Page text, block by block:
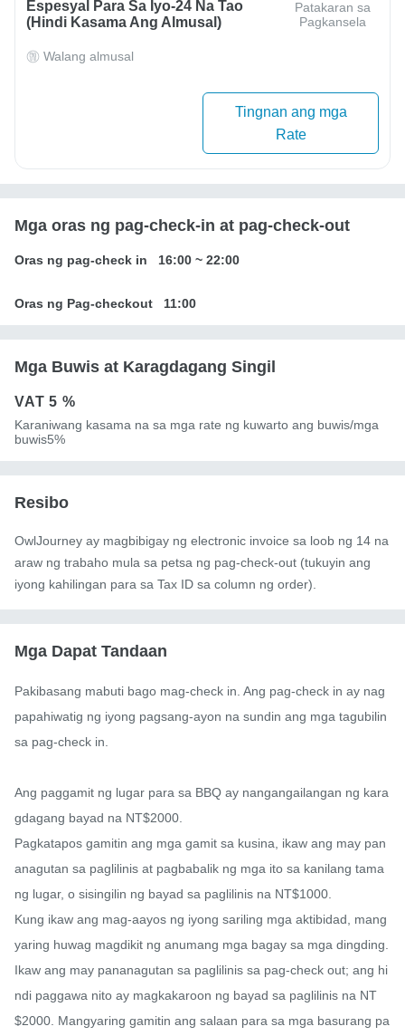
Espesyal Para Sa Iyo-24 Na Tao
(hindi Kasama Ang Almusal)
Patakaran sa
Pagkansela
Walang almusal
Tingnan ang mga
Rate
Mga oras ng pag-check-in at pag-check-out
Oras ng pag-check in 16:00 ~ 22:00
Oras ng Pag-checkout 11:00
Mga Buwis at Karagdagang Singil
VAT5 %
Karaniwang kasama na sa mga rate ng kuwarto ang buwis/mga
buwis5%
Resibo
OwlJourney ay magbibigay ng electronic invoice sa loob ng 14 na
araw ng trabaho mula sa petsa ng pag-check-out (tukuyin ang
iyong kahilingan para sa Tax ID sa column ng order).
Mga Dapat Tandaan
Pakibasang mabuti bago mag-check in. Ang pag-check in ay nag
papahiwatig ng iyong pagsang-ayon na sundin ang mga tagubilin
sa pag-check in.
Ang paggamit ng lugar para sa BBQ ay nangangailangan ng kara
gdagang bayad na NT$2000.
Pagkatapos gamitin ang mga gamit sa kusina, ikaw ang may pan
anagutan sa paglilinis at pagbabalik ng mga ito sa kanilang tama
ng lugar, o sisingilin ng bayad sa paglilinis na NT$1000.
Kung ikaw ang mag-aayos ng iyong sariling mga aktibidad, mang
yaring huwag magdikit ng anumang mga bagay sa mga dingding.
Ikaw ang may pananagutan sa paglilinis sa pag-check out; ang hi
ndi paggawa nito ay magkakaroon ng bayad sa paglilinis na NT
$2000. Mangyaring gamitin ang salaan para sa mga basurang pa